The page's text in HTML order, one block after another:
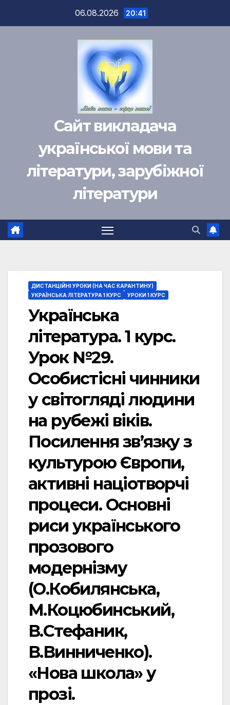
06.08.2026 20:41
Сайт викладача
української мови та
літератури, зарубіжної
літератури
ДИСТАНЦІЙНІ УРОКИ (НА ЧАС КАРАНТИНУ)
УКРАЇНСЬКА ЛІТЕРАТУРА 1 КУРС
УРОКИ 1 КУРС
Українська
література. 1 курс.
Урок №29.
Особистісні чинники
у світогляді людини
на рубежі віків.
Посилення зв’язку з
культурою Європи,
активні націотворчі
процеси. Основні
риси українського
прозового
модернізму
(О.Кобилянська,
М.Коцюбинський,
В.Стефаник,
В.Винниченко).
«Нова школа» у
прозі.